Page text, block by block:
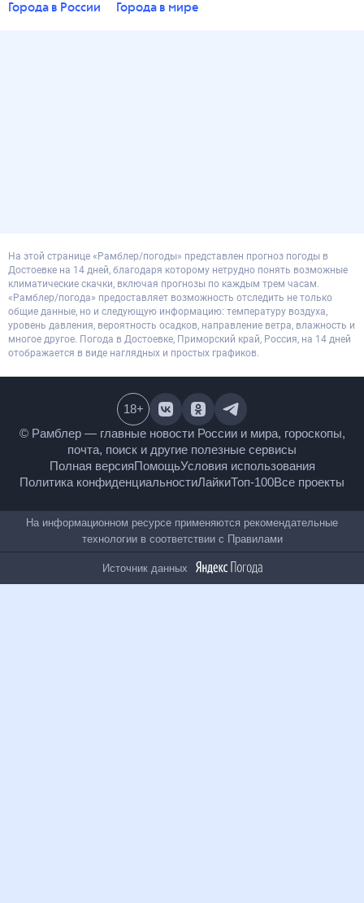
Города в России Города в мире
На этой странице «Рамблер/погоды» представлен прогноз погоды в
Достоевке на 14 дней, благодаря которому нетрудно понять возможные
климатические скачки, включая прогнозы по каждым трем часам.
«Рамблер/погода» предоставляет возможность отследить не только
общие данные, но и следующую информацию: температуру воздуха,
уровень давления, вероятность осадков, направление ветра, влажность и
многое другое. Погода в Достоевке, Приморский край, Россия, на 14 дней
отображается в виде наглядных и простых графиков.
© Рамблер — главные новости России и мира,
гороскопы, почта, поиск и другие полезные сервисы
Полная версияПомощьУсловия использования
Политика конфиденциальностиЛайкиТоп-100
18+
На информационном ресурсе применяются
рекомендательные технологии в соответствии сПравилами
Источник данных